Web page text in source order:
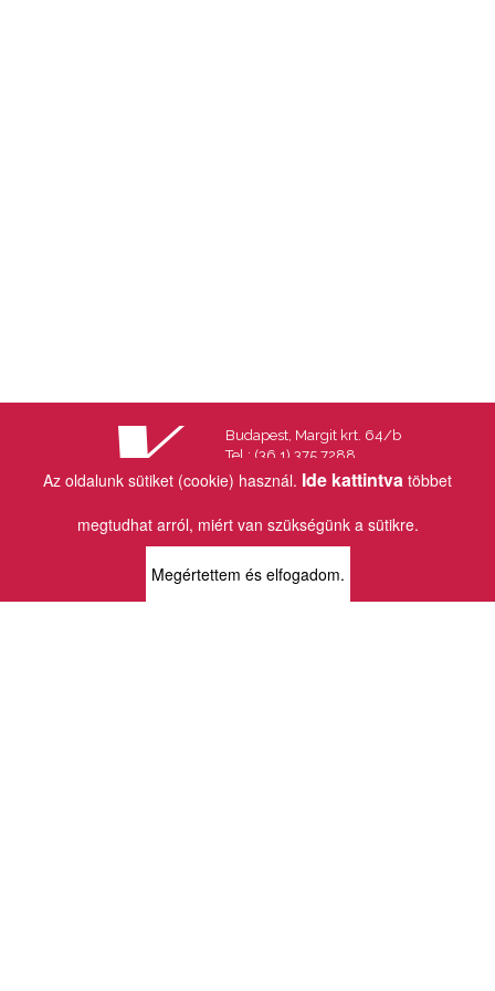
Az oldalunk sütiket (cookie) használ. Ide kattintva többet
megtudhat arról, miért van szükségünk a sütikre.
Megértettem és elfogadom.
Budapest, Margit krt. 64/b
Tel.: (36 1) 375 7288
Fax.: (36 1) 202 7145
Email: